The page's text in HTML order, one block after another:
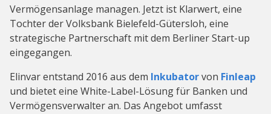
Vermögensanlage managen. Jetzt ist Klarwert, eine
Tochter der Volksbank Bielefeld-Gütersloh, eine
strategische Partnerschaft mit dem Berliner Start-up
eingegangen.
Elinvar entstand 2016 aus dem Inkubatorvon Finleap
und bietet eine White-Label-Lösung für Banken und
Vermögensverwalter an. Das Angebot umfasst